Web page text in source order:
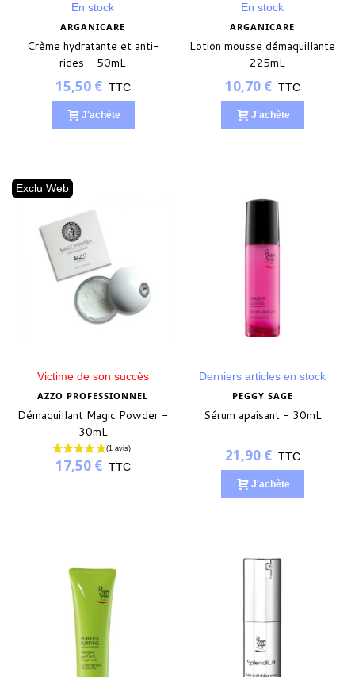
En stock
ARGANICARE
Crème hydratante et anti-
rides - 50mL
15,50 € TTC
J'achète
En stock
ARGANICARE
Lotion mousse démaquillante
- 225mL
10,70 € TTC
J'achète
Exclu Web
Victime de son succès
AZZO PROFESSIONNEL
Démaquillant Magic Powder -
30mL
17,50 € TTC
Derniers articles en stock
PEGGY SAGE
Sérum apaisant - 30mL
21,90 € TTC
J'achète